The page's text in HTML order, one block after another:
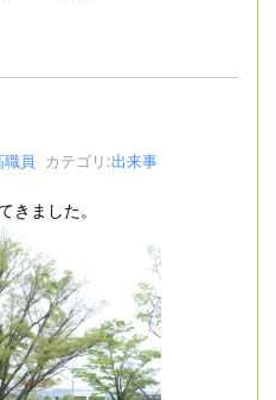
員 カテゴリ:出来事
きました。